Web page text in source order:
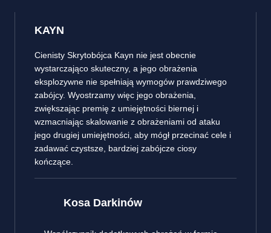
KAYN
Cienisty Skrytobójca Kayn nie jest obecnie
wystarczająco skuteczny, a jego obrażenia
eksplozywne nie spełniają wymogów prawdziwego
zabójcy. Wyostrzamy więc jego obrażenia,
zwiększając premię z umiejętności biernej i
wzmacniając skalowanie z obrażeniami od ataku
jego drugiej umiejętności, aby mógł przecinać cele i
zadawać czystsze, bardziej zabójcze ciosy
kończące.
Kosa Darkinów